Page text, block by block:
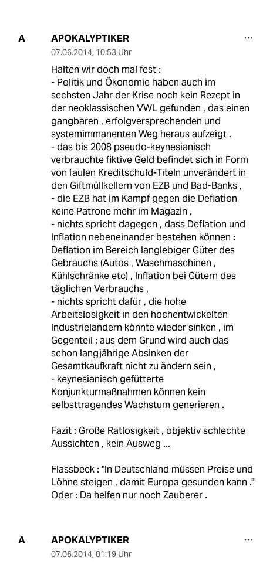
A APOKALYPTIKER
07.06.2014, 10:53 Uhr
Halten wir doch mal fest :
- Politik und Ökonomie haben auch im
sechsten Jahr der Krise noch kein Rezept in
der neoklassischen VWL gefunden , das einen
gangbaren , erfolgversprechenden und
systemimmanenten Weg heraus aufzeigt .
- das bis 2008 pseudo-keynesianisch
verbrauchte fiktive Geld befindet sich in Form
von faulen Kreditschuld-Titeln unverändert in
den Giftmüllkellern von EZB und Bad-Banks ,
- die EZB hat im Kampf gegen die Deflation
keine Patrone mehr im Magazin ,
- nichts spricht dagegen , dass Deflation und
Inflation nebeneinander bestehen können :
Deflation im Bereich langlebiger Güter des
Gebrauchs (Autos , Waschmaschinen ,
Kühlschränke etc) , Inflation bei Gütern des
täglichen Verbrauchs ,
- nichts spricht dafür , die hohe
Arbeitslosigkeit in den hochentwickelten
Industrieländern könnte wieder sinken , im
Gegenteil ; aus dem Grund wird auch das
schon langjährige Absinken der
Gesamtkaufkraft nicht zu ändern sein ,
- keynesianisch gefütterte
Konjunkturmaßnahmen können kein
selbsttragendes Wachstum generieren .
Fazit : Große Ratlosigkeit , objektiv schlechte
Aussichten , kein Ausweg ...
Flassbeck : "In Deutschland müssen Preise und
Löhne steigen , damit Europa gesunden kann ."
Oder : Da helfen nur noch Zauberer .
A APOKALYPTIKER
07.06.2014, 01:19 Uhr